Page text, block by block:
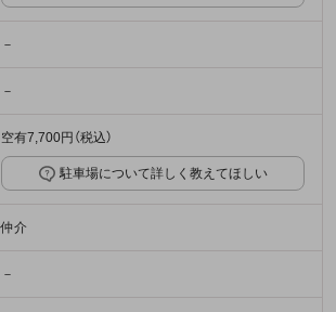
－
－
空有7,700円（税込）
駐車場について詳しく教えてほしい
仲介
－